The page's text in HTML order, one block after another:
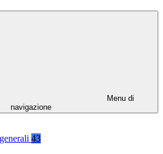
Menu di
navigazione
43